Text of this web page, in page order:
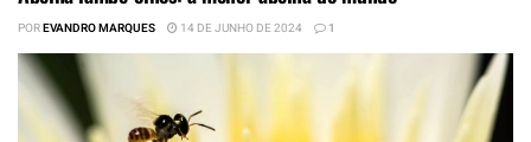
POREVANDRO MARQUES 14 DE JUNHO DE 2024 1